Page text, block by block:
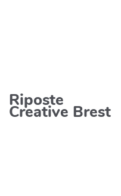
Riposte
Creative Brest